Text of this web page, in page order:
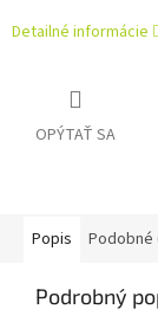
Detailné informácie
OPÝTAŤ SA
Popis Podobné
Podrobný